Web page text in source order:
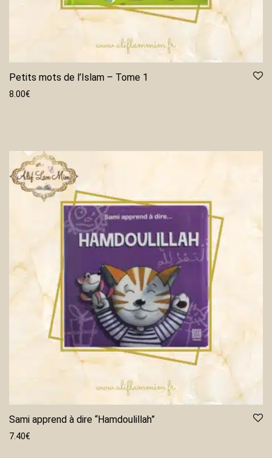
Petits mots de l’Islam – Tome 1
8.00€
Sami apprend à dire “Hamdoulillah”
7.40€